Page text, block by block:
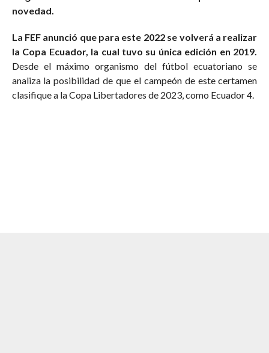
ninguna conversación con los clubes respecto a esta
La FEF anunció que para este 2022 se volverá a realizar
la Copa Ecuador, la cual tuvo su única edición en 2019.
Desde el máximo organismo del fútbol ecuatoriano se
analiza la posibilidad de que el campeón de este certamen